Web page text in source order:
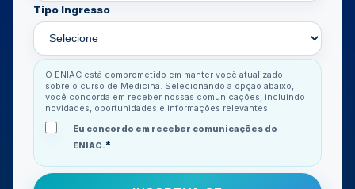
Tipo Ingresso
O ENIAC está comprometido em manter você atualizado
sobre o curso de Medicina. Selecionando a opção abaixo,
você concorda em receber nossas comunicações, incluindo
novidades, oportunidades e informações relevantes.
Eu concordo em receber comunicações do
ENIAC.*